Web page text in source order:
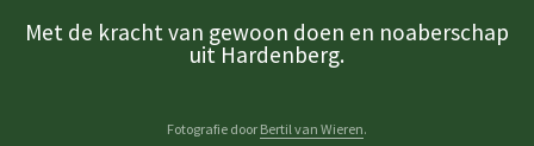
Met de kracht van gewoon doen en noaberschap
uit Hardenberg.
Fotografie door Bertil van Wieren.